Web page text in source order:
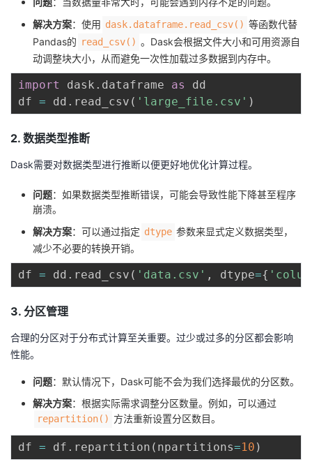
堂
我
的
课
程
我
的
认
证
我
的
实
验
我
的
收
藏
术
支
持
云
声
建
议
解决方案：使用 dask.dataframe.read_csv() 等函数代替
Pandas的 read_csv() 。Dask会根据文件大小和可用资源自
动调整块大小，从而避免一次性加载过多数据到内存中。
import dask . dataframe as
dd
df = dd . read_csv ( 'large_file.csv' )
2. 数据类型推断
Dask需要对数据类型进行推断以便更好地优化计算过程。
问题：如果数据类型推断错误，可能会导致性能下降甚至程序
崩溃。
解决方案：可以通过指定 dtype 参数来显式定义数据类型，
减少不必要的转换开销。
df = dd . read_csv ( 'data.csv' , dtype={
3. 分区管理
合理的分区对于分布式计算至关重要。过少或过多的分区都会影响
性能。
问题：默认情况下，Dask可能不会为我们选择最优的分区数。
解决方案：根据实际需求调整分区数量。例如，可以通过
repartition() 方法重新设置分区数目。
df = df . repartition ( npartitions=10 )